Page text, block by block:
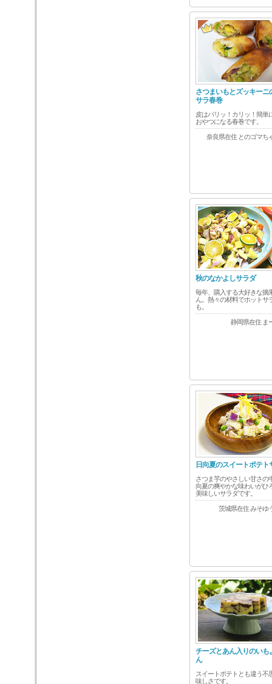
さつまいもとズッキーニ
サラ春巻
皮はパリッ！カリッ！簡単
おやつになる春巻です。
奈良県在住 とのゴマち
秋のなかよしサラダ
毎年、購入する大好きな摘
ん。熱々の材料でホットサ
も。
静岡県在住 ま
日向夏のスイートポテト
さつま芋のやさしい甘さの
向夏の爽やかな味わいがひ
美味しいサラダです。
茨城県在住 みそゆ
チーズとあん入りのいも
ん
スイートポテトとも違う不
味しさです。